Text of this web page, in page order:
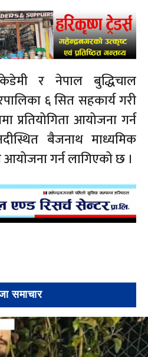
र नेपाल बुद्धिचाल
६ सित सहकार्य गरी
प्रतियोगिता आयोजना गर्न
बैजनाथ माध्यमिक
आयोजना गर्न लागिएको छ ।
समाचार